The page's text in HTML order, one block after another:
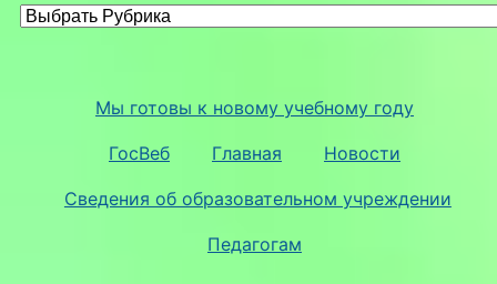
Мы готовы к новому учебному году
ГосВеб Главная Новости
Сведения об образовательном учреждении
Педагогам